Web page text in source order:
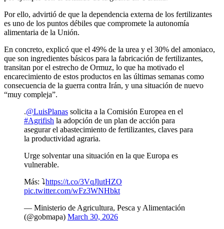
Por ello, advirtió de que la dependencia externa de los fertilizantes
es uno de los puntos débiles que compromete la autonomía
alimentaria de la Unión.
En concreto, explicó que el 49% de la urea y el 30% del amoniaco,
que son ingredientes básicos para la fabricación de fertilizantes,
transitan por el estrecho de Ormuz, lo que ha motivado el
encarecimiento de estos productos en las últimas semanas como
consecuencia de la guerra contra Irán, y una situación de nuevo
“muy compleja”.
.@LuisPlanas solicita a la Comisión Europea en el
#Agrifish la adopción de un plan de acción para
asegurar el abastecimiento de fertilizantes, claves para
la productividad agraria.
Urge solventar una situación en la que Europa es
vulnerable.
Más: ⤵️https://t.co/3VqJlutHZO
pic.twitter.com/wFz3WNHbkt
— Ministerio de Agricultura, Pesca y Alimentación
(@gobmapa) March 30, 2026